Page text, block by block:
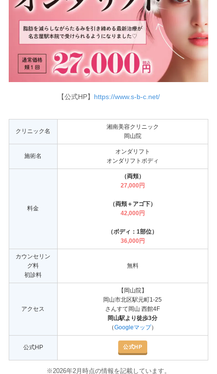
【公式HP】 https://www.s-b-c.net/
クリニック名
湘南美容クリニック
岡山院
施術名
オンダリフト
オンダリフトボディ
料金
（両頬）
27,000円
（両頬＋アゴ下）
42,000円
（ボディ：1部位）
36,000円
カウンセリン
グ料
初診料
無料
アクセス
【岡山院】
岡山市北区駅元町1-25
さんすて岡山 西館4F
岡山駅より徒歩3分
（Googleマップ）
公式HP 公式HP
※2026年2月時点の情報を記載しています。